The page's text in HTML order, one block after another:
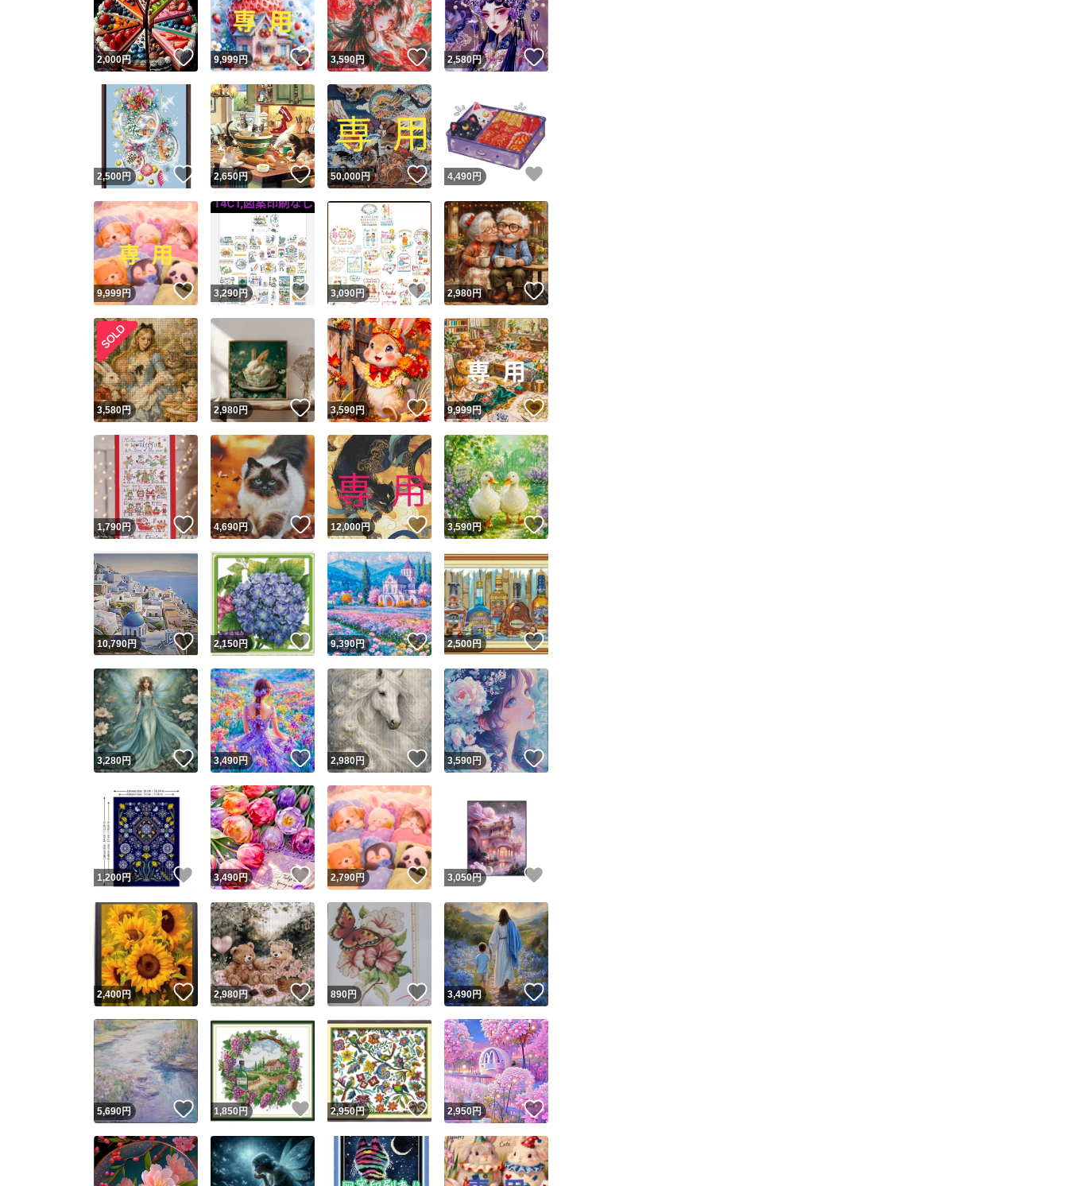
安心取引出品者 Yahoo!フリマの基準をクリアした安心・安全なユーザーです
取引実績
取引実績◯+ このユーザーはYahoo!フリマの取引を完了させた実績があります
他フリマ実績◯+ このユーザーは他フリマサービスでの取引実績があります
スピード&安心発送
※このバッジは実績に基づく表示であり、発送を保証しているものではありません
スピード＆安心発送
このユーザーは高頻度で24時間以内＆設定した発送日数内に発送してい
ます
スピード発送 このユーザーは高頻度で24時間以内に発送しています
安心発送 このユーザーは設定した発送日数内に発送しています
この商品の情報をコピーします
商品画像の無断転載は禁止されています
コピーは1商品につき1回
出品ページへ
キャンセル
2,000円 いいね！
9,999円 いいね！
3,590円 いいね！
2,580円 いいね！
2,500円 いいね！
2,650円 いいね！
50,000円 いいね！
4,490 円
9,999円 いいね！
3,290円 いいね！
3,090円 いいね！
2,980円 いいね！
3,580円 2,980円 いいね！
3,590円 いいね！
9,999円 いいね！
1,790円 いいね！
4,690円 いいね！
12,000円 いいね！
3,590円 いいね！
10,790円 いいね！
2,150円 いいね！
9,390円 いいね！
2,500円 いいね！
3,280円 いいね！
3,490円 いいね！
2,980円 いいね！
3,590円 いいね！
1,200円 いいね！
3,490円 いいね！
2,790円 いいね！
3,050円
2,400円 いいね！
2,980円 いいね！
890円 いいね！
3,490円 いいね！
5,690円 いいね！
1,850 円 いいね！
2,950円 いいね！
2,950円 いいね！